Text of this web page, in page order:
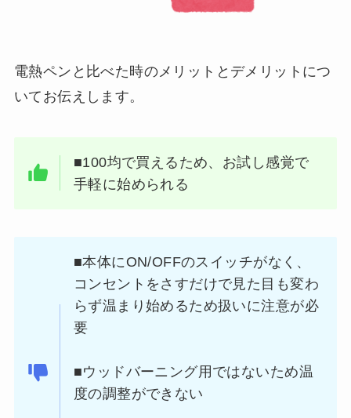
電熱ペンと比べた時のメリットとデメリットにつ
いてお伝えします。
■100均で買えるため、お試し感覚で
手軽に始められる
■本体にON/OFFのスイッチがなく、
コンセントをさすだけで見た目も変わ
らず温まり始めるため扱いに注意が必
要
■ウッドバーニング用ではないため温
度の調整ができない